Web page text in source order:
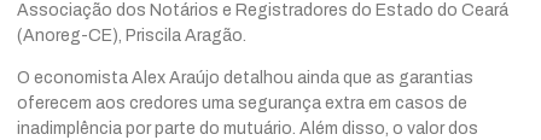
Associação dos Notários e Registradores do Estado do Ceará
(Anoreg-CE), Priscila Aragão.
O economista Alex Araújo detalhou ainda que as garantias
oferecem aos credores uma segurança extra em casos de
inadimplência por parte do mutuário. Além disso, o valor dos